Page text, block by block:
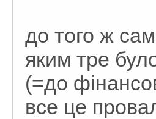
до того ж
яким тре
(=до
все це